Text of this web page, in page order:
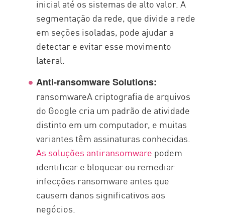
inicial até os sistemas de alto valor. A
segmentação da rede, que divide a rede
em seções isoladas, pode ajudar a
detectar e evitar esse movimento
lateral.
Anti-ransomware Solutions:
ransomwareA criptografia de arquivos
do Google cria um padrão de atividade
distinto em um computador, e muitas
variantes têm assinaturas conhecidas.
As soluções antiransomware podem
identificar e bloquear ou remediar
infecções ransomware antes que
causem danos significativos aos
negócios.